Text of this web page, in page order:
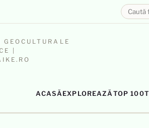
GEOCULTURALE
|
ACASĂ EXPLOREAZĂ TOP 100